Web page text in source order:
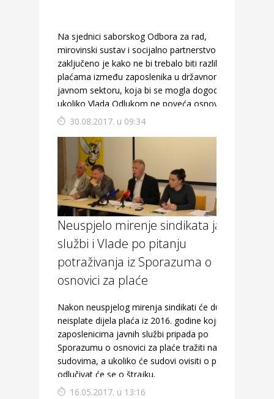
Na sjednici saborskog Odbora za rad,
mirovinski sustav i socijalno partnerstvo
zaključeno je kako ne bi trebalo biti razlike u
plaćama između zaposlenika u državnom i
javnom sektoru, koja bi se mogla dogoditi
ukoliko Vlada Odlukom ne poveća osnovicu za
plaće javnim službenicima.
30.08.2017. u 09:34
Neuspjelo mirenje sindikata javnih
službi i Vlade po pitanju
potraživanja iz Sporazuma o
osnovici za plaće
Nakon neuspjelog mirenja sindikati će dug radi
neisplate dijela plaća iz 2016. godine koji
zaposlenicima javnih službi pripada po
Sporazumu o osnovici za plaće tražiti na
sudovima, a ukoliko će sudovi ovisiti o politici,
odlučivat će se o štrajku.
16.05.2017. u 13:16